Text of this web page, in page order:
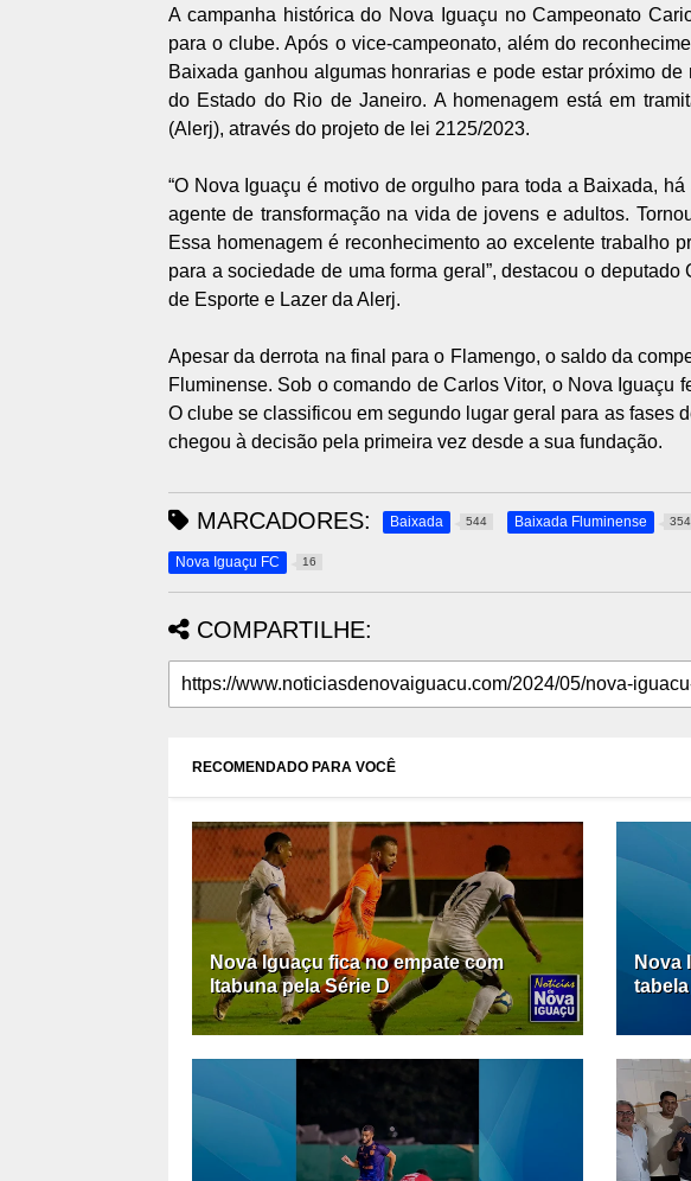
A campanha histórica do Nova Iguaçu no Campeonato
para o clube. Após o vice-campeonato, além do
Baixada ganhou algumas honrarias e pode estar próximo de
do Estado do Rio de Janeiro. A homenagem está em
(Alerj), através do projeto de lei 2125/2023.
“O Nova Iguaçu é motivo de orgulho para toda a Baixada,
agente de transformação na vida de jovens e adultos.
Essa homenagem é reconhecimento ao excelente trabalho
para a sociedade de uma forma geral”, destacou o
de Esporte e Lazer da Alerj.
Apesar da derrota na final para o Flamengo, o saldo da
Fluminense. Sob o comando de Carlos Vitor, o Nova Iguaçu
O clube se classificou em segundo lugar geral para as fases
chegou à decisão pela primeira vez desde a sua fundação.
MARCADORES: Baixada 544 Baixada Fluminense 354
Nova Iguaçu FC 16
COMPARTILHE:
RECOMENDADO PARA VOCÊ
Nova Iguaçu fica no empate com
Itabuna pela Série D
Nova